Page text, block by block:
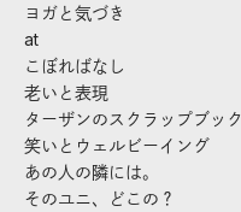
ヨガと気づき
at
こぼればなし
老いと表現
ターザンのスクラップブック
笑いとウェルビーイング
あの人の隣には。
そのユニ、どこの？